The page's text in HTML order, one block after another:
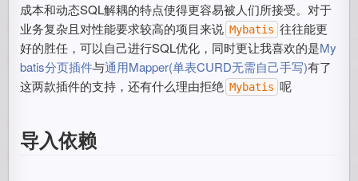
成本和动态SQL解耦的特点使得更容易被人们所接受。对于
业务复杂且对性能要求较高的项目来说 Mybatis 往往能更
好的胜任，可以自己进行SQL优化，同时更让我喜欢的是My
batis分页插件与通用Mapper(单表CURD无需自己手写)有了
这两款插件的支持，还有什么理由拒绝 Mybatis 呢
导入依赖